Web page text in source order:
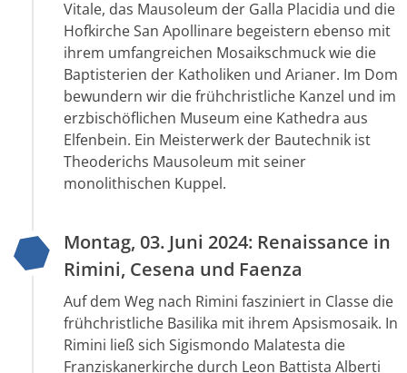
Vitale, das Mausoleum der Galla Placidia und die
Hofkirche San Apollinare begeistern ebenso mit
ihrem umfangreichen Mosaikschmuck wie die
Baptisterien der Katholiken und Arianer. Im Dom
bewundern wir die frühchristliche Kanzel und im
erzbischöflichen Museum eine Kathedra aus
Elfenbein. Ein Meisterwerk der Bautechnik ist
Theoderichs Mausoleum mit seiner
monolithischen Kuppel.
Montag, 03. Juni 2024: Renaissance in
Rimini, Cesena und Faenza
Auf dem Weg nach Rimini fasziniert in Classe die
frühchristliche Basilika mit ihrem Apsismosaik. In
Rimini ließ sich Sigismondo Malatesta die
Franziskanerkirche durch Leon Battista Alberti